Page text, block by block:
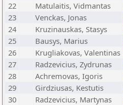
22
Matulaitis, Vidmantas
23
Venckas, Jonas
24
Kruzinauskas, Stasys
25
Bausys, Marius
26
Krugliakovas, Valentinas
27
Radzevicius, Zydrunas
28
Achremovas, Igoris
29
Girdziusas, Kestutis
30
Radzevicius, Martynas